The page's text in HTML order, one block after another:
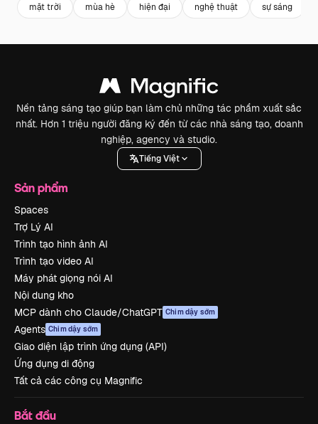
mặt trời mùa hè hiện đại nghệ thuật sự sáng
Nền tảng sáng tạo giúp bạn làm chủ những tác phẩm xuất sắc
nhất. Hơn 1 triệu người đăng ký đến từ các nhà sáng tạo, doanh
nghiệp, agency và studio.
Tiếng Việt
Sản phẩm
Spaces
Trợ Lý AI
Trình tạo hình ảnh AI
Trình tạo video AI
Máy phát giọng nói AI
Nội dung kho
MCP dành cho Claude/ChatGPT Chim dậy sớm
Agents Chim dậy sớm
Giao diện lập trình ứng dụng (API)
Ứng dụng di động
Tất cả các công cụ Magnific
Bắt đầu